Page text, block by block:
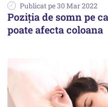
Publicat pe 30 Mar 2022
Poziţia de somn pe
poate afecta coloana